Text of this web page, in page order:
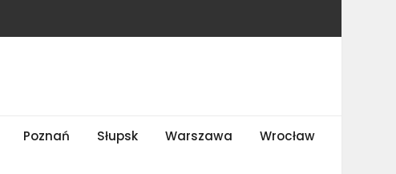
Poznań Słupsk Warszawa Wrocław